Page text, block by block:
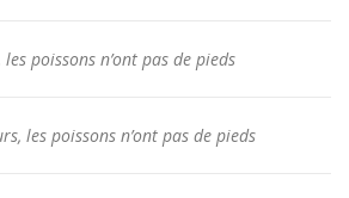
les poissons n’ont pas de pieds
les poissons n’ont pas de pieds